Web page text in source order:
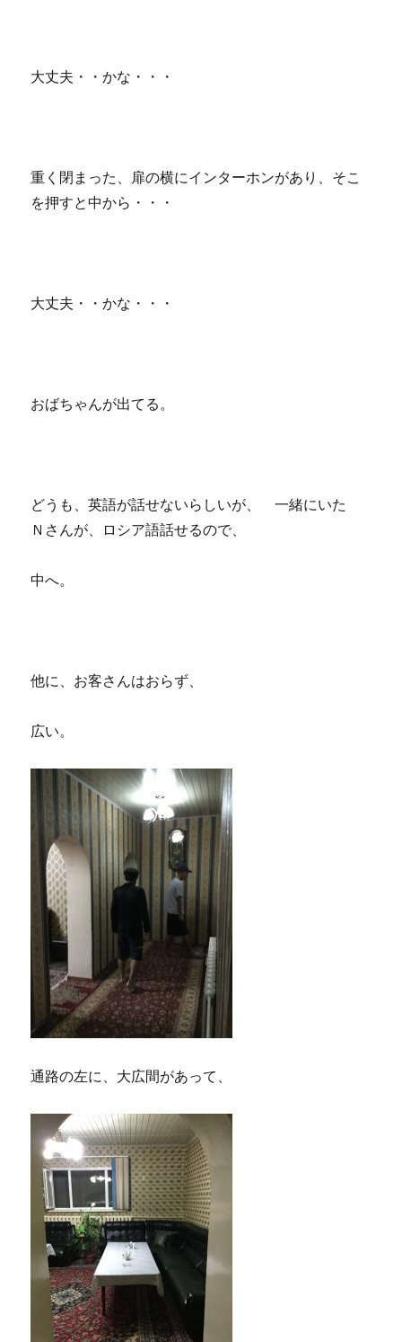
大丈夫・・かな・・・
重く閉まった、扉の横にインターホンがあり、そこ
を押すと中から・・・
大丈夫・・かな・・・
おばちゃんが出てる。
どうも、英語が話せないらしいが、 一緒にいた
Ｎさんが、ロシア語話せるので、
中へ。
他に、お客さんはおらず、
広い。
通路の左に、大広間があって、